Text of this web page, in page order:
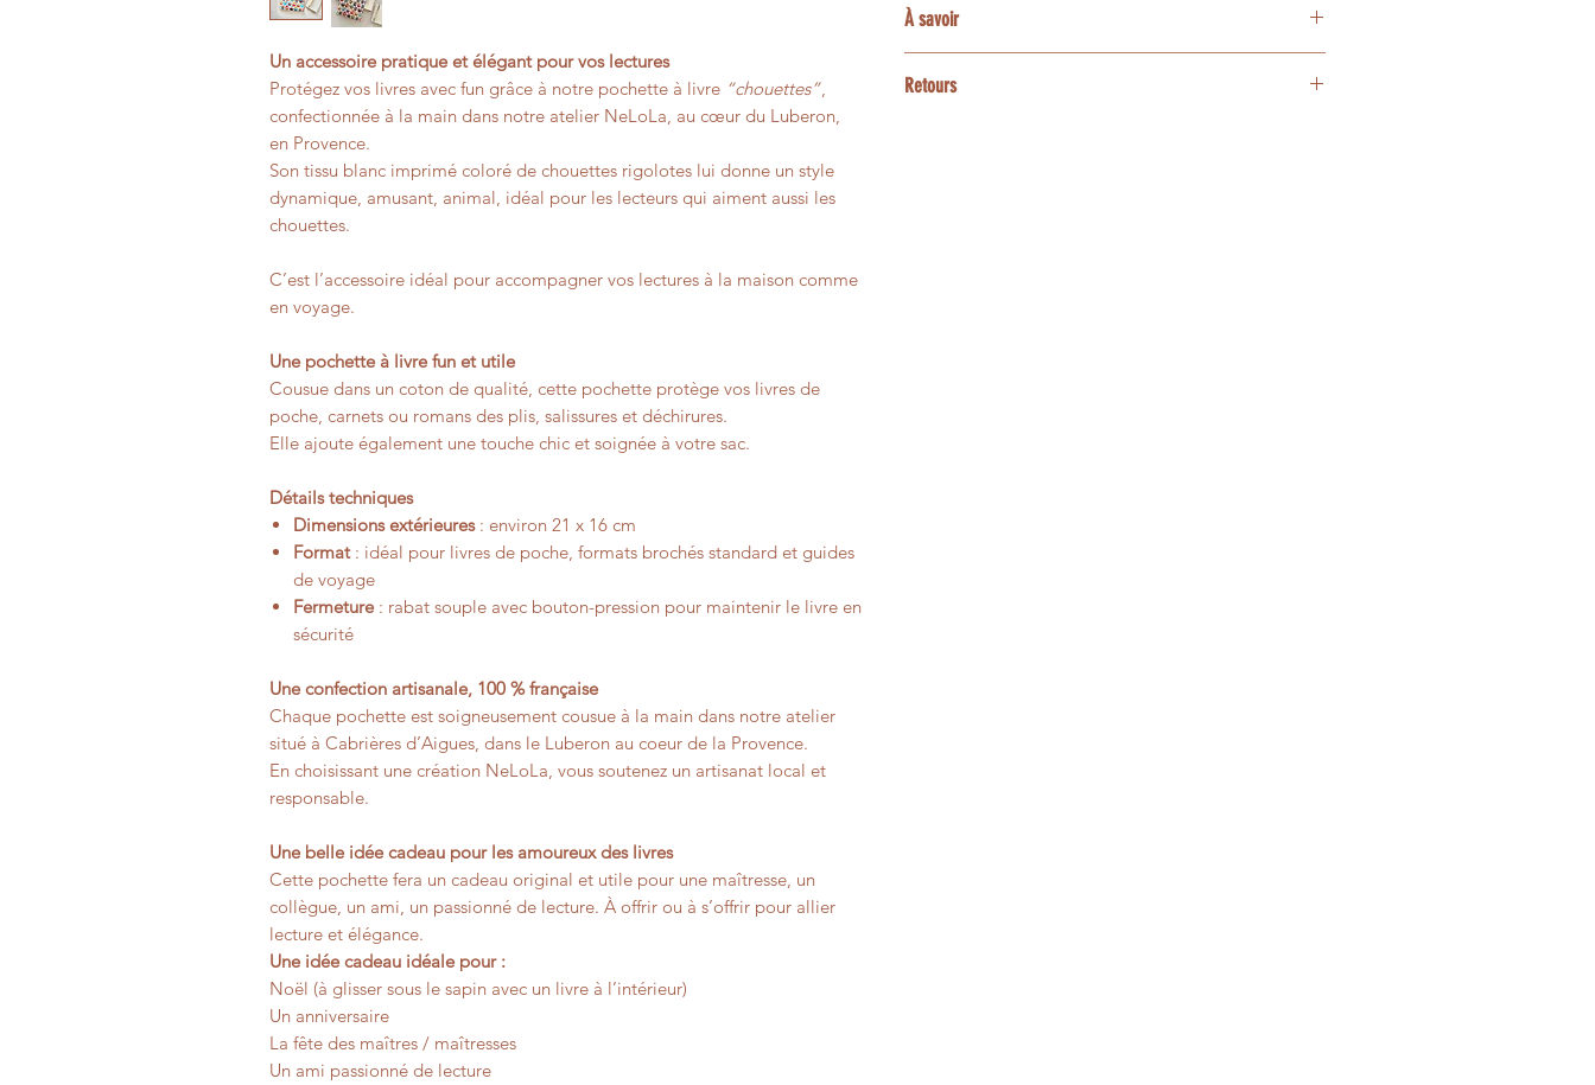
Un accessoire pratique et élégant pour vos lectures
Protégez vos livres avec fun grâce à notre pochette à livre “chouettes”,
confectionnée à la main dans notre atelier NeLoLa, au cœur du Luberon,
en Provence.
Son tissu blanc imprimé coloré de chouettes rigolotes lui donne un style
dynamique, amusant, animal, idéal pour les lecteurs qui aiment aussi les
chouettes.
C’est l’accessoire idéal pour accompagner vos lectures à la maison comme
en voyage.
Une pochette à livre fun et utile
Cousue dans un coton de qualité, cette pochette protège vos livres de
poche, carnets ou romans des plis, salissures et déchirures.
Elle ajoute également une touche chic et soignée à votre sac.
Détails techniques
Dimensions extérieures: environ 21 x 16 cm
Format: idéal pour livres de poche, formats brochés standard et guides
de voyage
Fermeture: rabat souple avec bouton-pression pour maintenir le livre en
sécurité
Une confection artisanale, 100 % française
Chaque pochette est soigneusement cousue à la main dans notre atelier
situé à Cabrières d’Aigues, dans le Luberon au coeur de la Provence.
En choisissant une création NeLoLa, vous soutenez un artisanat local et
responsable.
Une belle idée cadeau pour les amoureux des livres
Cette pochette fera un cadeau original et utile pour une maîtresse, un
collègue, un ami, un passionné de lecture. À offrir ou à s’offrir pour allier
lecture et élégance.
Une idée cadeau idéale pour :
Noël (à glisser sous le sapin avec un livre à l’intérieur)
Un anniversaire
La fête des maîtres / maîtresses
Un ami passionné de lecture
Pour des demandes sur-mesure :découvrir
Une option express peut être envisagée selon les
contactez-moi avant de commander.
accessoires assortis : nœuds papillon adulte, ado,
enfant ou bébé, pochettes, boutons de manchette,
bracelets, barrettes, bandeaux ou accessoires pour
À savoir
écrans.
Retours